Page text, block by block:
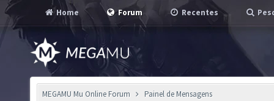
Home Forum Recentes
MEGAMU Mu Online Forum Painel de Mensagens